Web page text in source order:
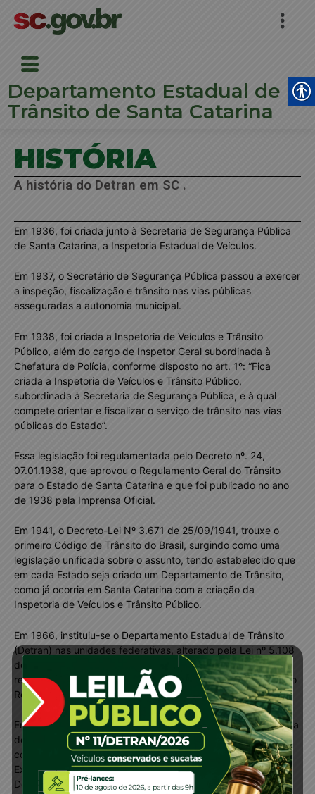
Departamento Estadual de
Trânsito de Santa Catarina
HISTÓRIA
A história do Detran em SC .
Em 1936, foi criada junto à Secretaria de Segurança Pública
de Santa Catarina, a Inspetoria Estadual de Veículos.
Em 1937, o Secretário de Segurança Pública passou a exercer
a inspeção, fiscalização e trânsito nas vias públicas
asseguradas a autonomia municipal.
Em 1938, foi criada a Inspetoria de Veículos e Trânsito
Público, além do cargo de Inspetor Geral subordinada à
Chefatura de Polícia, conforme disposto no art. 1º: “Fica
criada a Inspetoria de Veículos e Trânsito Público,
subordinada à Secretaria de Segurança Pública, e à qual
compete orientar e fiscalizar o serviço de trânsito nas vias
públicas do Estado”.
Essa legislação foi regulamentada pelo Decreto nº. 24,
07.01.1938, que aprovou o Regulamento Geral do Trânsito
para o Estado de Santa Catarina e que foi publicado no ano
de 1938 pela Imprensa Oficial.
Em 1941, o Decreto-Lei Nº 3.671 de 25/09/1941, trouxe o
primeiro Código de Trânsito do Brasil, surgindo como uma
legislação unificada sobre o assunto, tendo estabelecido que
em cada Estado seja criado um Departamento de Trânsito,
como já ocorria em Santa Catarina com a criação da
Inspetoria de Veículos e Trânsito Público.
Em 1966, instituiu-se o Departamento Estadual de Trânsito
(Detran) nas unidades federativas, alterado pela Lei nº 5.108
de 21/09/66 Código Nacional de Trânsito e sua
regulamentação através do Decreto nº 62.127 de 16/01/68, o
Regulamento do Código Nacional de Trânsito.
Em 2007, a Lei Complementar 381/07 dispôs que a Secretaria
de Estado da Segurança Pública e Defesa do Cidadão
constituem-se pelos seguintes órgãos: “I – Secretaria
Executiva da Justiça e Cidadania, constituída por: a)
Departamento Estadual de Defesa Civil; b) Departamento de